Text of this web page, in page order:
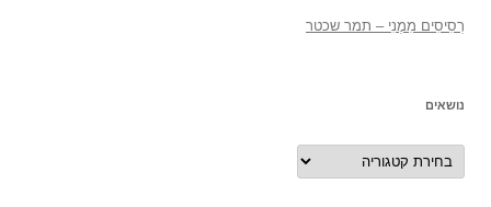
רְסִיסִים מִמֶנִי – תמר שכטר
נושאים
נושאים